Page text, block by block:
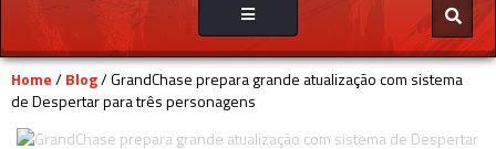
Toggle
navigation
Home/Blog/ GrandChase prepara grande atualização com sistema
de Despertar para três personagens